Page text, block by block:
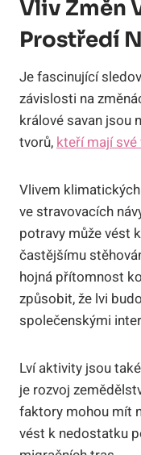
Vliv Změn
Prostředí
Je fascinující
závislosti na
králové savan jsou
tvorů,kteří mají své
Vlivem
ve stravovacích
potravy může vést
častějšímu
hojná přítomnost
způsobit, že lvi
společenskými
Lví aktivity jsou
je rozvoj
faktory mohou mít
vést k nedostatku